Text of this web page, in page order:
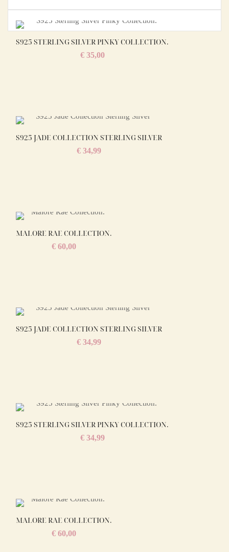
S925 STERLING SILVER PINKY COLLECTION.
€35,00
S925 JADE COLLECTION STERLING SILVER
€ 34,99
MALORE RAE COLLECTION.
€ 60,00
S925 JADE COLLECTION STERLING SILVER
€ 34,99
S925 STERLING SILVER PINKY COLLECTION.
€34,99
MALORE RAE COLLECTION.
€ 60,00